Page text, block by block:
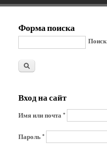
Форма поиска
Поиск
Вход на сайт
Имя или почта *
Пароль*